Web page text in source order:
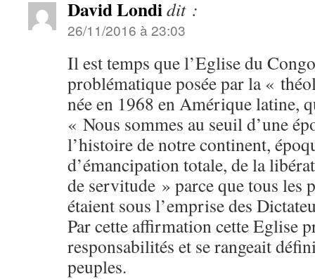
David Londidit :
26/11/2016 à 23:03
Il est temps que l’Eglise du
problématique posée par la «
née en 1968 en Amérique latine,
« Nous sommes au seuil d’une
l’histoire de notre continent,
d’émancipation totale, de la
de servitude » parce que tous les
étaient sous l’emprise des
Par cette affirmation cette Eglise
responsabilités et se rangeait
peuples.